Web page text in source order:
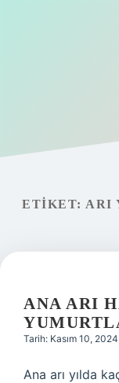
Gizlilik Politikası
ETIKET: ARI
ANA ARI
Tarih: Kasım 10, 2024
Ana arı yılda